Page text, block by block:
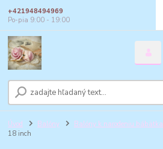
+421948494969
Po-pia 9:00 - 19:00
Úvod Balóny Balóny k narodeniu bábätka
18 inch